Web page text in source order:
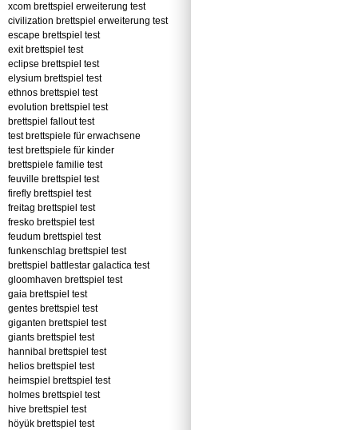
xcom brettspiel erweiterung test
civilization brettspiel erweiterung test
escape brettspiel test
exit brettspiel test
eclipse brettspiel test
elysium brettspiel test
ethnos brettspiel test
evolution brettspiel test
brettspiel fallout test
test brettspiele für erwachsene
test brettspiele für kinder
brettspiele familie test
feuville brettspiel test
firefly brettspiel test
freitag brettspiel test
fresko brettspiel test
feudum brettspiel test
funkenschlag brettspiel test
brettspiel battlestar galactica test
gloomhaven brettspiel test
gaia brettspiel test
gentes brettspiel test
giganten brettspiel test
giants brettspiel test
hannibal brettspiel test
helios brettspiel test
heimspiel brettspiel test
holmes brettspiel test
hive brettspiel test
höyük brettspiel test